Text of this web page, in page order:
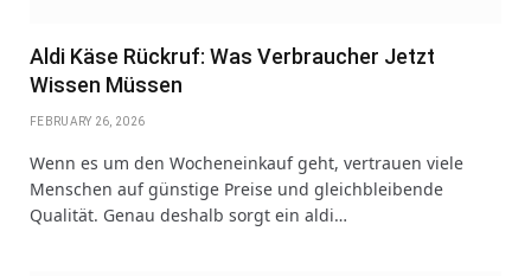
Aldi Käse Rückruf: Was Verbraucher Jetzt
Wissen Müssen
FEBRUARY 26, 2026
Wenn es um den Wocheneinkauf geht, vertrauen viele
Menschen auf günstige Preise und gleichbleibende
Qualität. Genau deshalb sorgt ein aldi…